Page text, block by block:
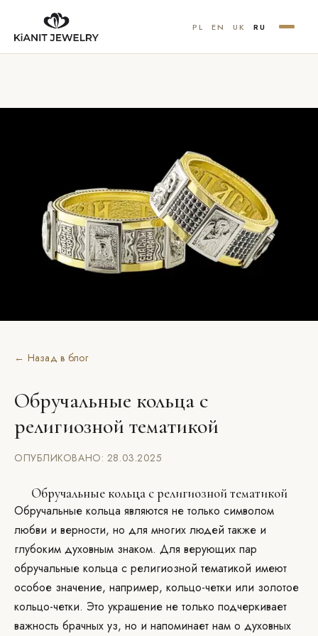
PL EN UK RU
← Назад в блог
Обручальные кольца с
религиозной тематикой
ОПУБЛИКОВАНО: 28.03.2025
Обручальные кольца с религиозной тематикой
Обручальные кольца являются не только символом
любви и верности, но для многих людей также и
глубоким духовным знаком. Для верующих пар
обручальные кольца с религиозной тематикой имеют
особое значение, например, кольцо-четки или золотое
кольцо-четки. Это украшение не только подчеркивает
важность брачных уз, но и напоминает нам о духовных